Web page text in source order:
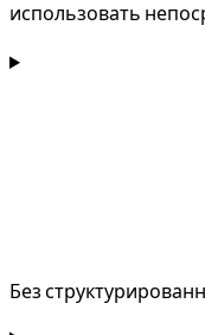
использовать
Без